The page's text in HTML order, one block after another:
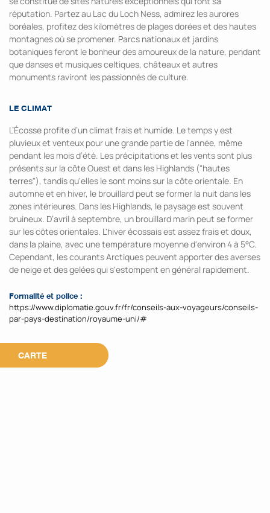
réputation. Partez au Lac du Loch Ness, admirez les aurores
boréales, profitez des kilomètres de plages dorées et des hautes
montagnes où se promener. Parcs nationaux et jardins
botaniques feront le bonheur des amoureux de la nature, pendant
que danses et musiques celtiques, châteaux et autres
monuments raviront les passionnés de culture.
LE CLIMAT
L’Écosse profite d’un climat frais et humide. Le temps y est
pluvieux et venteux pour une grande partie de l'année, même
pendant les mois d’été. Les précipitations et les vents sont plus
présents sur la côte Ouest et dans les Highlands ("hautes
terres"), tandis qu'elles le sont moins sur la côte orientale. En
automne et en hiver, le brouillard peut se former la nuit dans les
zones intérieures. Dans les Highlands, le paysage est souvent
bruineux. D’avril à septembre, un brouillard marin peut se former
sur les côtes orientales. L'hiver écossais est assez frais et doux,
dans la plaine, avec une température moyenne d'environ 4 à 5°C.
Cependant, les courants Arctiques peuvent apporter des averses
de neige et des gelées qui s'estompent en général rapidement.
Formalité et police :
https://www.diplomatie.gouv.fr/fr/conseils-aux-voyageurs/conseils-
par-pays-destination/royaume-uni/#
CARTE